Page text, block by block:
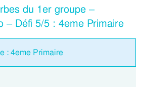
du 1er groupe –
– Défi 5/5 : 4eme Primaire
: 4eme Primaire